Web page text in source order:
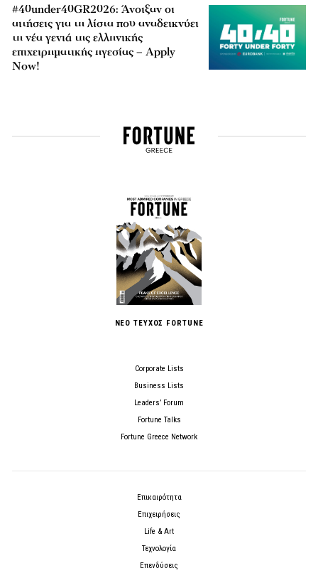
#40under40GR2026: Άνοιξαν οι
αιτήσεις για τη λίστα που αναδεικνύει
τη νέα γενιά της ελληνικής
επιχειρηματικής ηγεσίας – Apply
Now!
ΝΕΟ ΤΕΥΧΟΣ FORTUNE
Corporate Lists
Business Lists
Leaders’ Forum
Fortune Talks
Fortune Greece Network
Επικαιρότητα
Επιχειρήσεις
Life & Art
Τεχνολογία
Επενδύσεις